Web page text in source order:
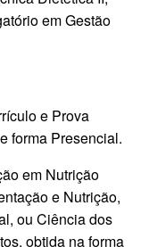
em Gestão
e Prova
forma Presencial.
em Nutrição
e Nutrição,
ou Ciência dos
obtida na forma